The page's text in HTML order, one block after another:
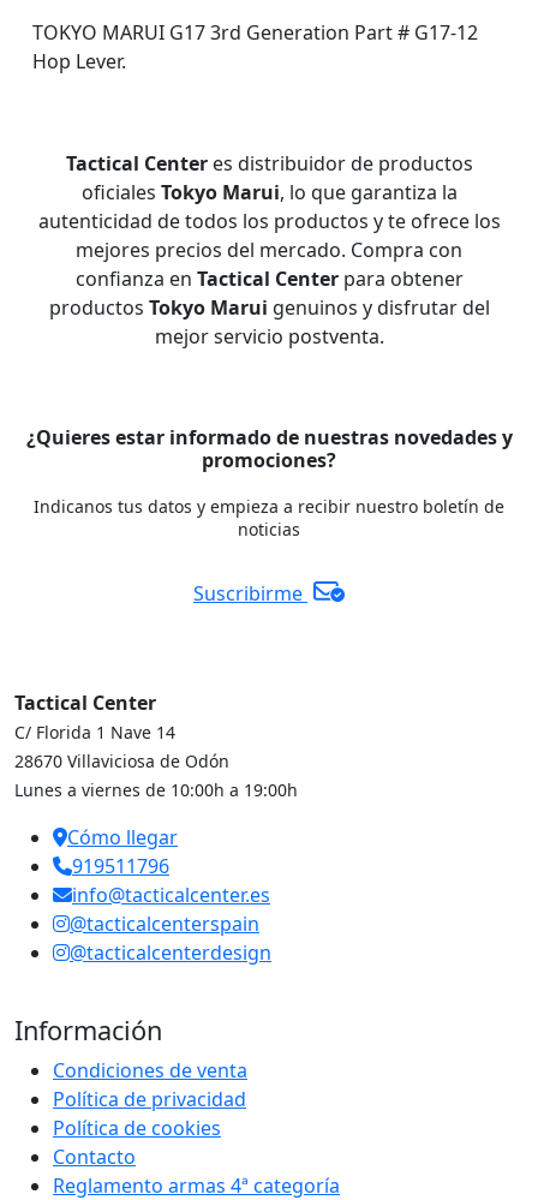
TOKYO MARUI G17 3rd Generation Part # G17-12
Hop Lever.
Tactical Centeres distribuidor de productos
oficiales Tokyo Marui, lo que garantiza la
autenticidad de todos los productos y te ofrece los
mejores precios del mercado. Compra con
confianza en Tactical Centerpara obtener
productos Tokyo Marui genuinos y disfrutar del
mejor servicio postventa.
¿Quieres estar informado de nuestras novedades y
promociones?
Indicanos tus datos y empieza a recibir nuestro boletín de
noticias
Suscribirme
Tactical Center
C/ Florida 1 Nave 14
28670 Villaviciosa de Odón
Lunes a viernes de 10:00h a 19:00h
Cómo llegar
919511796
info@tacticalcenter.es
@tacticalcenterspain
@tacticalcenterdesign
Información
Condiciones de venta
Política de privacidad
Política de cookies
Contacto
Reglamento armas 4ª categoría